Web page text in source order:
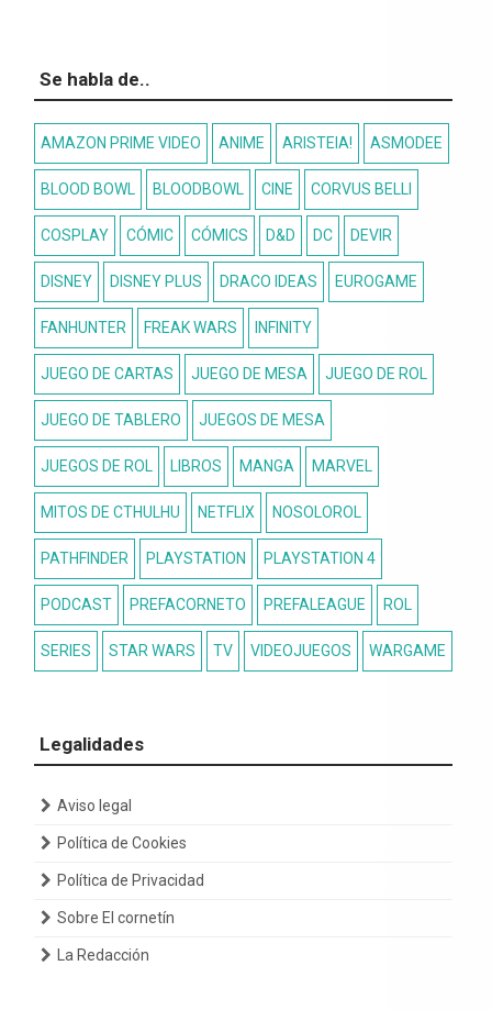
Se habla de..
AMAZON PRIME VIDEO ANIME ARISTEIA! ASMODEE
BLOOD BOWL BLOODBOWL CINE CORVUS BELLI
COSPLAY CÓMIC CÓMICS D&D DC DEVIR
DISNEY DISNEY PLUS DRACO IDEAS EUROGAME
FANHUNTER FREAK WARS INFINITY
JUEGO DE CARTAS JUEGO DE MESA JUEGO DE ROL
JUEGO DE TABLERO JUEGOS DE MESA
JUEGOS DE ROL LIBROS MANGA MARVEL
MITOS DE CTHULHU NETFLIX NOSOLOROL
PATHFINDER PLAYSTATION PLAYSTATION 4
PODCAST PREFACORNETO PREFALEAGUE ROL
SERIES STAR WARS TV VIDEOJUEGOS WARGAME
Legalidades
Aviso legal
Política de Cookies
Política de Privacidad
Sobre El cornetín
La Redacción